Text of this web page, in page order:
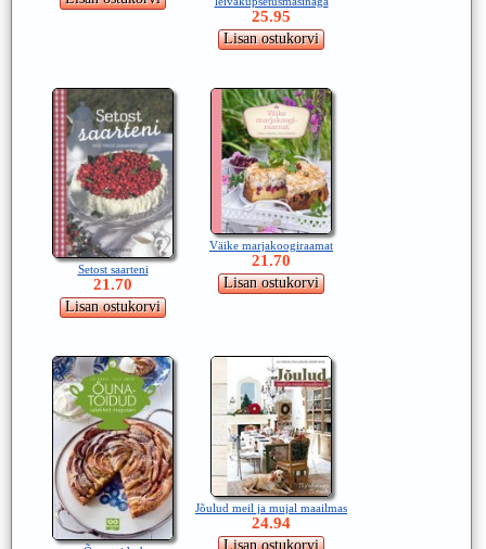
25.95
Setost saarteni
21.70
Väike marjakoogiraamat
21.70
Jõulud meil ja mujal maailmas
24.94